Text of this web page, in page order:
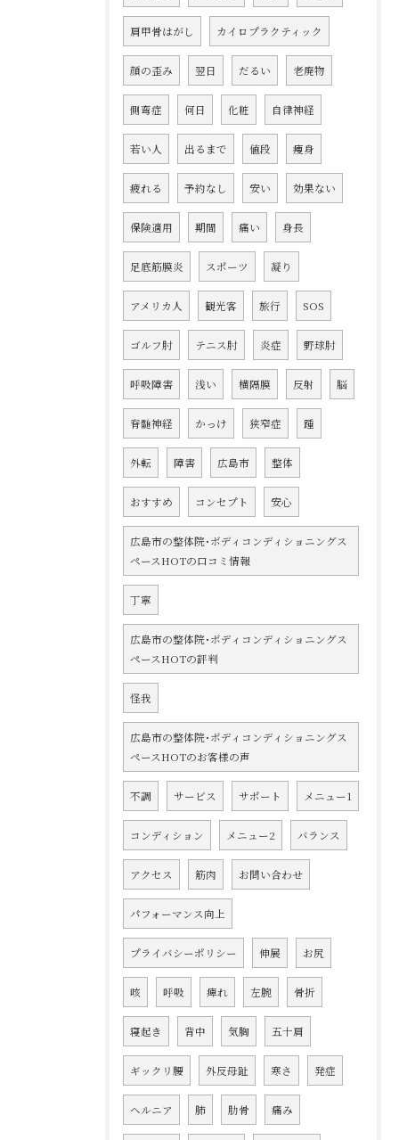
肩甲骨はがし カイロプラクティック
顔の歪み 翌日 だるい 老廃物
側弯症 何日 化粧 自律神経
若い人 出るまで 値段 痩身
疲れる 予約なし 安い 効果ない
保険適用 期間 痛い 身長
足底筋膜炎 スポーツ 凝り
アメリカ人 観光客 旅行 SOS
ゴルフ肘 テニス肘 炎症 野球肘
呼吸障害 浅い 横隔膜 反射 脳
脊髄神経 かっけ 狭窄症 踵
外転 障害 広島市 整体
おすすめ コンセプト 安心
広島市の整体院･ボディコンディショニングス
ペースHOTの口コミ情報
丁寧
広島市の整体院･ボディコンディショニングス
ペースHOTの評判
怪我
広島市の整体院･ボディコンディショニングス
ペースHOTのお客様の声
不調 サービス サポート メニュー1
コンディション メニュー2 バランス
アクセス 筋肉 お問い合わせ
パフォーマンス向上
プライバシーポリシー 伸展 お尻
咳 呼吸 痺れ 左腕 骨折
寝起き 背中 気胸 五十肩
ギックリ腰 外反母趾 寒さ 発症
ヘルニア 肺 肋骨 痛み